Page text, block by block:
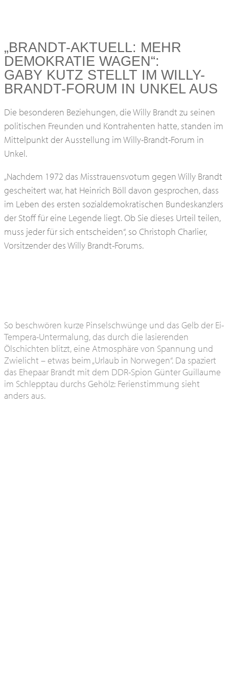
„BRANDT-AKTUELL: MEHR
DEMOKRATIE WAGEN“:
GABY KUTZ STELLT IM WILLY-
BRANDT-FORUM IN UNKEL AUS
Die besonderen Beziehungen, die Willy Brandt zu seinen
politischen Freunden und Kontrahenten hatte, standen im
Mittelpunkt der Ausstellung im Willy-Brandt-Forum in
Unkel.
„Nachdem 1972 das Misstrauensvotum gegen Willy Brandt
gescheitert war, hat Heinrich Böll davon gesprochen, dass
im Leben des ersten sozialdemokratischen Bundeskanzlers
der Stoff für eine Legende liegt. Ob Sie dieses Urteil teilen,
muss jeder für sich entscheiden“, so Christoph Charlier,
Vorsitzender des Willy Brandt-Forums.
So beschwören kurze Pinselschwünge und das Gelb der Ei-
Tempera-Untermalung, das durch die lasierenden
Ölschichten blitzt, eine Atmosphäre von Spannung und
Zwielicht – etwas beim „Urlaub in Norwegen“. Da spaziert
das Ehepaar Brandt mit dem DDR-Spion Günter Guillaume
im Schlepptau durchs Gehölz: Ferienstimmung sieht
anders aus.